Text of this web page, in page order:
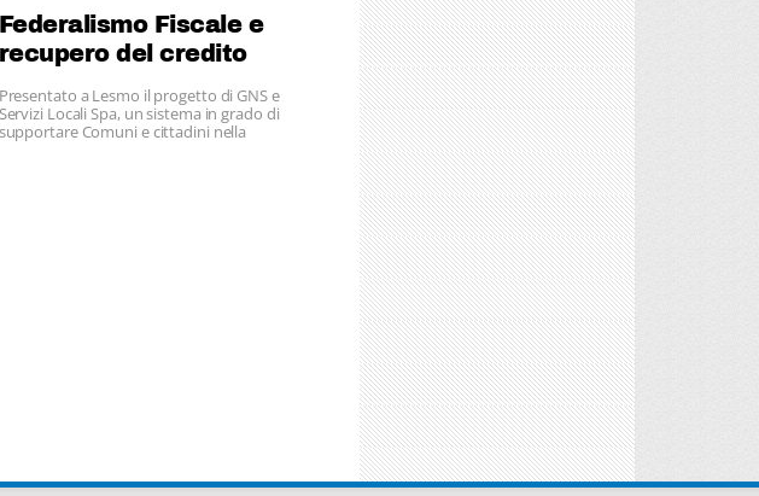
Federalismo Fiscale e
recupero del credito
Presentato a Lesmo il progetto di GNS e
Servizi Locali Spa, un sistema in grado di
supportare Comuni e cittadini nella